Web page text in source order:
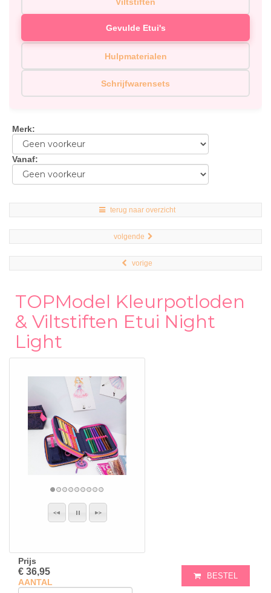
Gevulde Etui's
Hulpmaterialen
Schrijfwarensets
Merk:
Vanaf:
terug naar overzicht
volgende
vorige
TOPModel Kleurpotloden
& Viltstiften Etui Night
Light
Prijs
€ 36,95
AANTAL
BESTEL